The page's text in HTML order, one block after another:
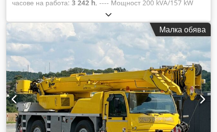
часове на работа: 3 242 h, ---- Мощност 200 kVA/157 kW
Dedpfx Aezrkuaebrock Резервоар за гориво: 585 литра
3242 моточаса, година на производство: 12/2022 Контакти:
125-63-32-16A + DS Прекъсвач за защита от утечни токове,
тип B.
Малка обява